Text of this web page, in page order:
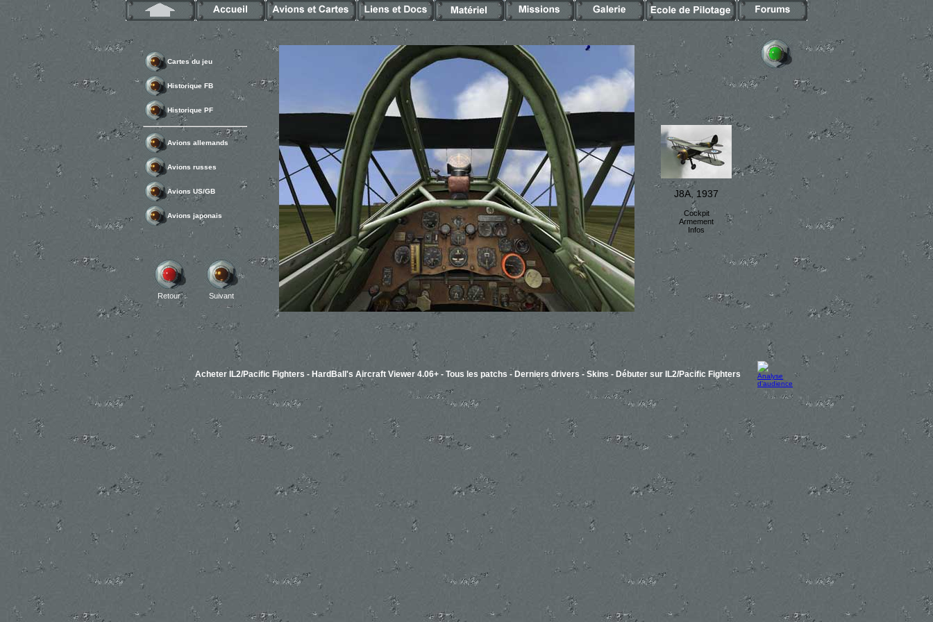
Cartes du jeu
Historique FB
Historique PF
Avions allemands
Avions russes
Avions US/GB
Avions japonais
Retour Suivant
J8A, 1937
Cockpit
Armement
Infos
Acheter IL2/Pacific Fighters - HardBall's Aircraft Viewer 4.06+- Tous les patchs - Derniers drivers - Skins - Débuter sur IL2/Pacific Fighters